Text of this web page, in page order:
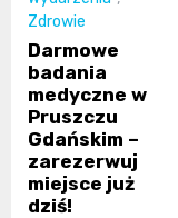
Zdrowie
Darmowe
badania
medyczne w
Pruszczu
Gdańskim –
zarezerwuj
miejsce już
dziś!